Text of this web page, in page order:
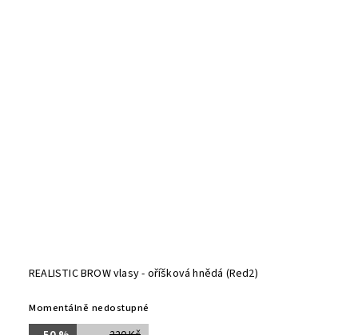
REALISTIC BROW vlasy - oříšková hnědá (Red2)
Momentálně nedostupné